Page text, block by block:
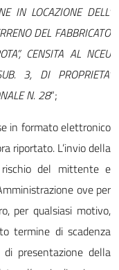
IN LOCAZIONE DELL’
DEL FABBRICATO
CENSITA AL NCEU
3, DI PROPRIETA’
N. 28“;
in formato elettronico
riportato. L’invio della
del mittente e
ove per
per qualsiasi motivo,
termine di scadenza
presentazione della